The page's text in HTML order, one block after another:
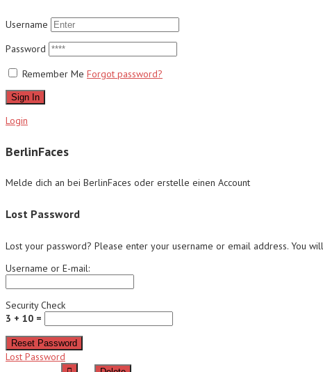
Username
Password
Remember Me Forgot password?
Sign In
Login
BerlinFaces
Melde dich an bei BerlinFaces oder erstelle einen Account
Lost Password
Lost your password? Please enter your username or email address. You
Username or E-mail:
Security Check
3 + 10 =
Reset Password
Lost Password